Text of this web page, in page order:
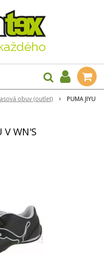
obuv (outlet)
PUMA JIYU
V WN'S